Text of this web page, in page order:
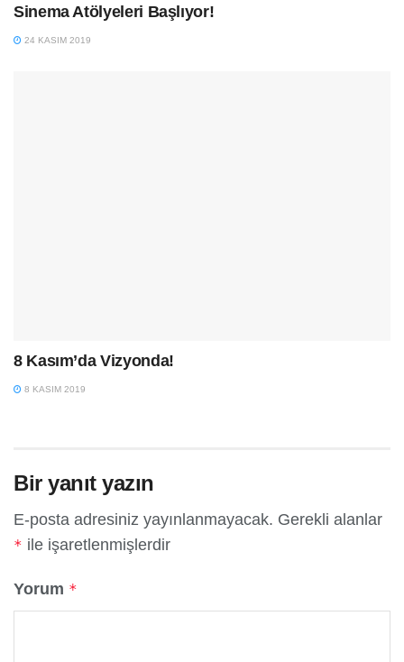
Sinema Atölyeleri Başlıyor!
24 KASIM 2019
8 Kasım’da Vizyonda!
8 KASIM 2019
Bir yanıt yazın
E-posta adresiniz yayınlanmayacak. Gerekli alanlar
* ile işaretlenmişlerdir
Yorum *